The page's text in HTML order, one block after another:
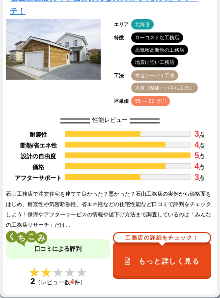
チ！
エリア 北海道
特徴 ローコストな工務店
高気密高断熱の工務店
地震に強い工務店
工法 木造ツーバイ工法
木造（軸組・パネル工法）
坪単価 55 ～ 80 万円
性能レビュー
耐震性 3点
断熱/省エネ性
4点
設計の自由度
5点
価格
4点
アフターサポート
3点
石山工務店で注文住宅を建てて良かった？悪かった？石山工務店の実例から価格面を
はじめ、耐震性や気密断熱性、省エネ性などの住宅性能など口コミで評判をチェック
しよう！保障やアフターサービスの情報や値下げ方法まで調査しているのは「みんな
の工務店リサーチ」だけ…
く こ
口コミによる評判
★★★★★
★★★★★
2（レビュー数4件）
工務店の詳細をチェック！
もっと詳しく見る